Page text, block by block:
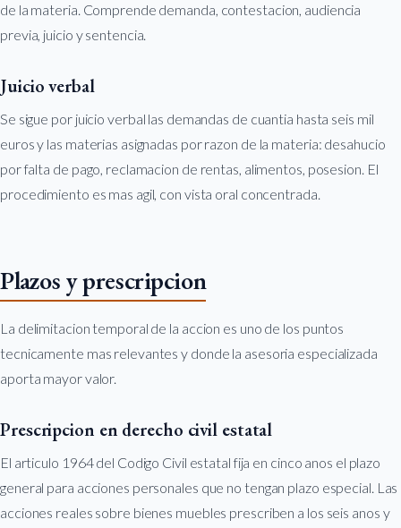
de la materia. Comprende demanda, contestacion, audiencia
previa, juicio y sentencia.
Juicio verbal
Se sigue por juicio verbal las demandas de cuantia hasta seis mil
euros y las materias asignadas por razon de la materia: desahucio
por falta de pago, reclamacion de rentas, alimentos, posesion. El
procedimiento es mas agil, con vista oral concentrada.
Plazos y prescripcion
La delimitacion temporal de la accion es uno de los puntos
tecnicamente mas relevantes y donde la asesoria especializada
aporta mayor valor.
Prescripcion en derecho civil estatal
El articulo 1964 del Codigo Civil estatal fija en cinco anos el plazo
general para acciones personales que no tengan plazo especial. Las
acciones reales sobre bienes muebles prescriben a los seis anos y